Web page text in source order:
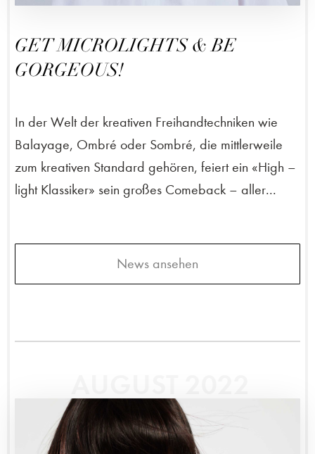
GET MICROLIGHTS & BE
GORGEOUS!
In der Welt der kreativen Freihandtechniken wie
Balayage, Ombré oder Sombré, die mittlerweile
zum kreativen Standard gehören, feiert ein «High –
light Klassiker» sein großes Comeback – aller...
News ansehen